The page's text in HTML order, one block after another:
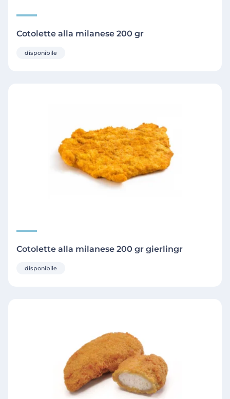
Cotolette alla milanese 200 gr
disponibile
Cotolette alla milanese 200 gr gierlingr
disponibile